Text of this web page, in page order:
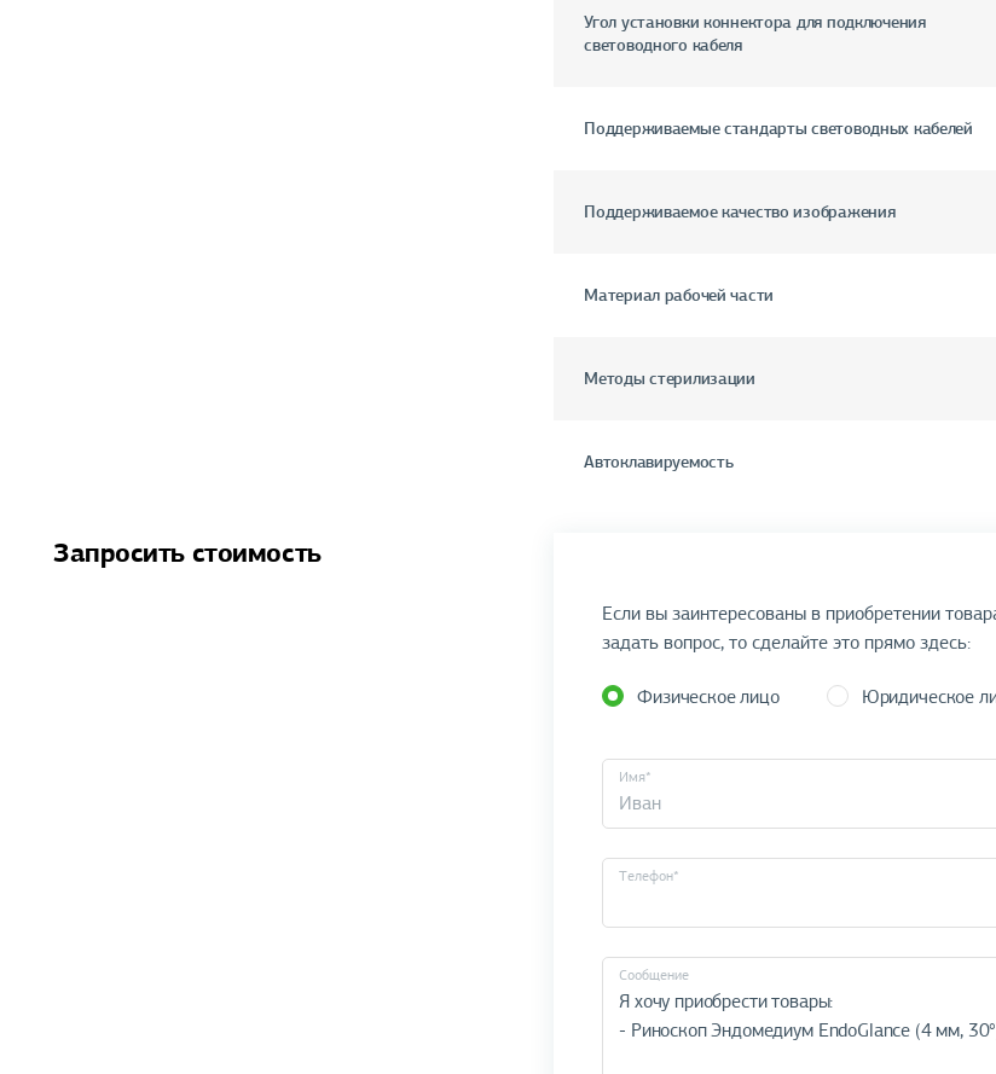
Угол установки коннектора для подключения
световодного кабеля
Поддерживаемые стандарты световодных кабелей
Поддерживаемое качество изображения
Материал рабочей части
Методы стерилизации
Автоклавируемость
Запросить стоимость
Если вы заинтересованы в приобретении
задать вопрос, то сделайте это прямо здесь:
Физическое лицо Юридическое
Имя*
Телефон*
Cообщение